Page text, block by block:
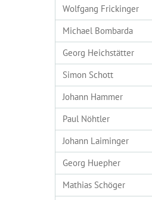
Wolfgang Frickinger
Michael Bombarda
Georg Heichstätter
Simon Schott
Johann Hammer
Paul Nöhtler
Johann Laiminger
Georg Huepher
Mathias Schöger